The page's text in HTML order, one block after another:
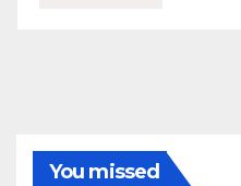
You missed